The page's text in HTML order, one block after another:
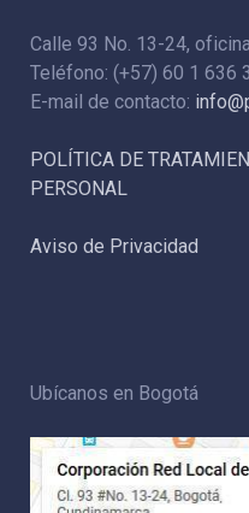
Calle 93 No. 13-24,
Teléfono: (+57) 60 1 636
E-mail de contacto:
POLÍTICA DE
PERSONAL
Aviso de Privacidad
Ubícanos en Bogotá